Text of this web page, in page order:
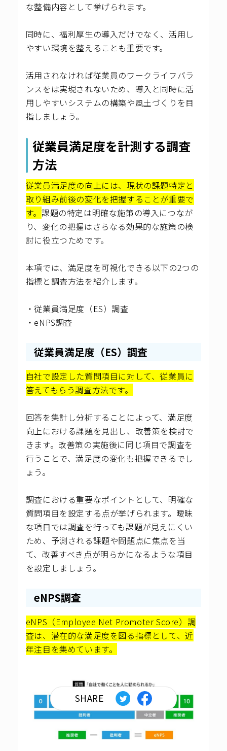
SHARE
な整備内容として挙げられます。
同時に、福利厚生の導入だけでなく、活用し
やすい環境を整えることも重要です。
活用されなければ従業員のワークライフバラ
ンスをは実現されないため、導入と同時に活
用しやすいシステムの構築や風土づくりを目
指しましょう。
従業員満足度を計測する調査
方法
従業員満足度の向上には、現状の課題特定と
取り組み前後の変化を把握することが重要で
す。課題の特定は明確な施策の導入につなが
り、変化の把握はさらなる効果的な施策の検
討に役立つためです。
本項では、満足度を可視化できる以下の2つの
指標と調査方法を紹介します。
・従業員満足度（ES）調査
・eNPS調査
従業員満足度（ES）調査
自社で設定した質問項目に対して、従業員に
答えてもらう調査方法です。
回答を集計し分析することによって、満足度
向上における課題を見出し、改善策を検討で
きます。改善策の実施後に同じ項目で調査を
行うことで、満足度の変化も把握できるでし
ょう。
調査における重要なポイントとして、明確な
質問項目を設定する点が挙げられます。曖昧
な項目では調査を行っても課題が見えにくい
ため、予測される課題や問題点に焦点を当
て、改善すべき点が明らかになるような項目
を設定しましょう。
eNPS調査
eNPS（Employee Net Promoter Score）調
査は、 潜在的な満足度を図る指標として、近
年注目を集めています。